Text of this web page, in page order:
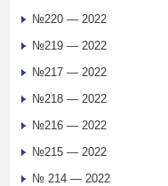
№220 — 2022
№219 — 2022
№217 — 2022
№218 — 2022
№216 — 2022
№215 — 2022
№ 214 — 2022